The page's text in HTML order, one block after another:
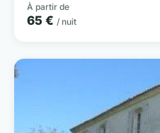
À partir de
65 € / nuit